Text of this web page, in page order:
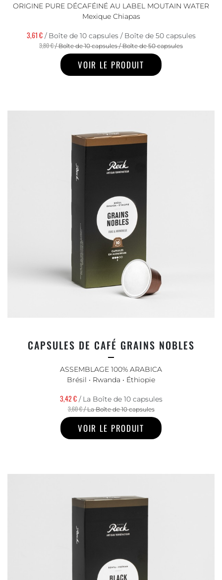
ORIGINE PURE DÉCAFÉINÉ AU LABEL MOUTAIN WATER
Mexique Chiapas
3,61 €/ Boîte de 10 capsules / Boîte de 50 capsules
3,80 €/ Boîte de 10 capsules / Boîte de 50 capsules
VOIR LE PRODUIT
CAPSULES DE CAFÉ GRAINS NOBLES
ASSEMBLAGE 100% ARABICA
Brésil • Rwanda • Éthiopie
3,42 €/ La Boîte de 10 capsules
3,60 €/ La Boîte de 10 capsules
VOIR LE PRODUIT